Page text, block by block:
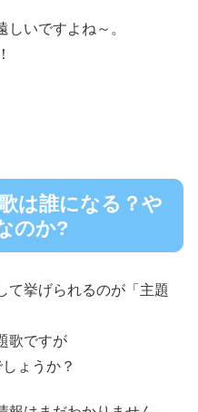
いですよね～。
は誰になる？や
のか?
て挙げられるのが「主題
歌ですが
ょうか？